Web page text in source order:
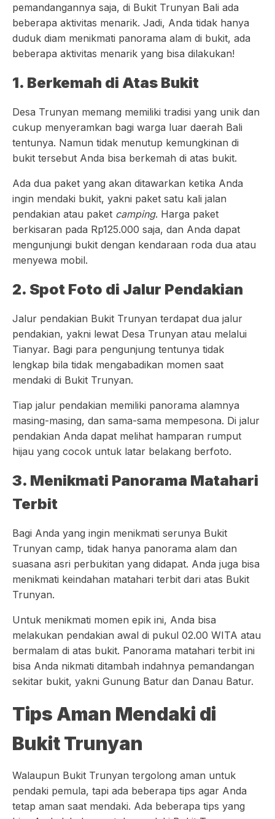
pemandangannya saja, di Bukit Trunyan Bali ada
beberapa aktivitas menarik. Jadi, Anda tidak hanya
duduk diam menikmati panorama alam di bukit, ada
beberapa aktivitas menarik yang bisa dilakukan!
1. Berkemah di Atas Bukit
Desa Trunyan memang memiliki tradisi yang unik dan
cukup menyeramkan bagi warga luar daerah Bali
tentunya. Namun tidak menutup kemungkinan di
bukit tersebut Anda bisa berkemah di atas bukit.
Ada dua paket yang akan ditawarkan ketika Anda
ingin mendaki bukit, yakni paket satu kali jalan
pendakian atau paket camping. Harga paket
berkisaran pada Rp125.000 saja, dan Anda dapat
mengunjungi bukit dengan kendaraan roda dua atau
menyewa mobil.
2. Spot Foto di Jalur Pendakian
Jalur pendakian Bukit Trunyan terdapat dua jalur
pendakian, yakni lewat Desa Trunyan atau melalui
Tianyar. Bagi para pengunjung tentunya tidak
lengkap bila tidak mengabadikan momen saat
mendaki di Bukit Trunyan.
Tiap jalur pendakian memiliki panorama alamnya
masing-masing, dan sama-sama mempesona. Di jalur
pendakian Anda dapat melihat hamparan rumput
hijau yang cocok untuk latar belakang berfoto.
3. Menikmati Panorama Matahari
Terbit
Bagi Anda yang ingin menikmati serunya Bukit
Trunyan camp, tidak hanya panorama alam dan
suasana asri perbukitan yang didapat. Anda juga bisa
menikmati keindahan matahari terbit dari atas Bukit
Trunyan.
Untuk menikmati momen epik ini, Anda bisa
melakukan pendakian awal di pukul 02.00 WITA atau
bermalam di atas bukit. Panorama matahari terbit ini
bisa Anda nikmati ditambah indahnya pemandangan
sekitar bukit, yakni Gunung Batur dan Danau Batur.
Tips Aman Mendaki di
Bukit Trunyan
Walaupun Bukit Trunyan tergolong aman untuk
pendaki pemula, tapi ada beberapa tips agar Anda
tetap aman saat mendaki. Ada beberapa tips yang